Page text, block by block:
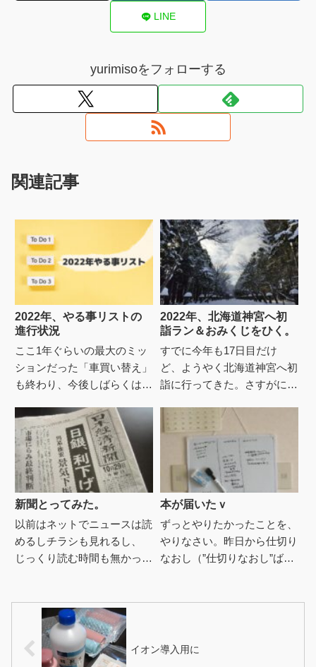
LINE
yurimisoをフォローする
関連記事
2022年、やる事リストの
進行状況
ここ1年ぐらいの最大のミッ
ションだった「車買い替え」
も終わり、今後しばらくは大
なので金銭的にも先の計画が
立てやすくなったしと、やる
事リ...
2022年、北海道神宮へ初
詣ラン＆おみくじをひく。
すでに今年も17日目だけ
ど、ようやく北海道神宮へ初
詣に行ってきた。さすがにも
ゃない？とトレランリュック
背負って初詣ラン。今週まる
まるバ...
新聞とってみた。
以前はネットでニュースは読
めるしチラシも見れるし、
じっくり読む時間も無かった
ネットだと自分の興味のある
本が届いたｖ
ずっとやりたかったことを、
やりなさい。昨日から仕切り
なおし（”仕切りなおし”ばっ
イオン導入用に